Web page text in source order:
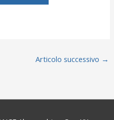
Articolo successivo →